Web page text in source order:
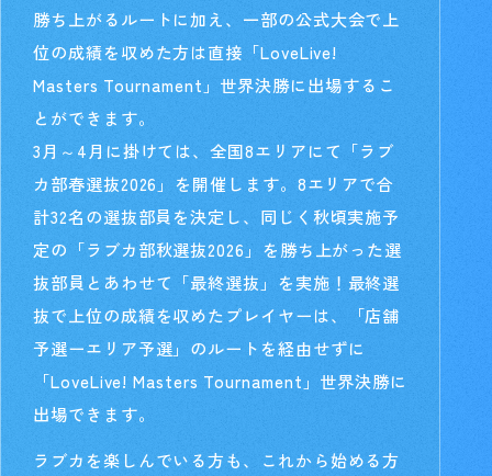
勝ち上がるルートに加え、一部の公式大会で上
位の成績を収めた方は直接「LoveLive!
Masters Tournament」世界決勝に出場するこ
とができます。
3月～4月に掛けては、全国8エリアにて「ラブ
カ部春選抜2026」を開催します。8エリアで合
計32名の選抜部員を決定し、同じく秋頃実施予
定の「ラブカ部秋選抜2026」を勝ち上がった選
抜部員とあわせて「最終選抜」を実施！最終選
抜で上位の成績を収めたプレイヤーは、「店舗
予選ーエリア予選」のルートを経由せずに
「LoveLive! Masters Tournament」世界決勝に
出場できます。
ラブカを楽しんでいる方も、これから始める方